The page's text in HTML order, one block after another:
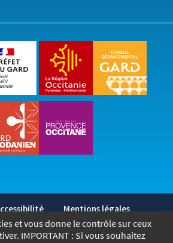
et vous donne le contrôle sur ceux
IMPORTANT : Si vous souhaitez
Mentions légales
Marchés publics